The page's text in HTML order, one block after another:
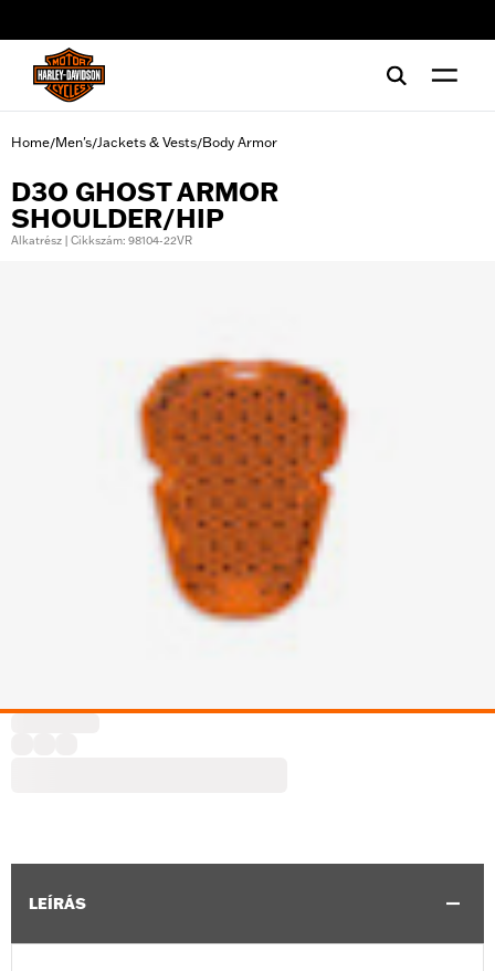
Home/Men's/Jackets & Vests/Body Armor
D3O GHOST ARMOR
SHOULDER/HIP
Alkatrész | Cikkszám: 98104-22VR
LEÍRÁS